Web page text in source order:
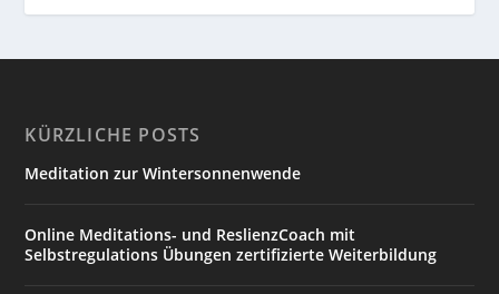
KÜRZLICHE POSTS
Meditation zur Wintersonnenwende
Online Meditations- und ReslienzCoach mit
Selbstregulations Übungen zertifizierte Weiterbildung